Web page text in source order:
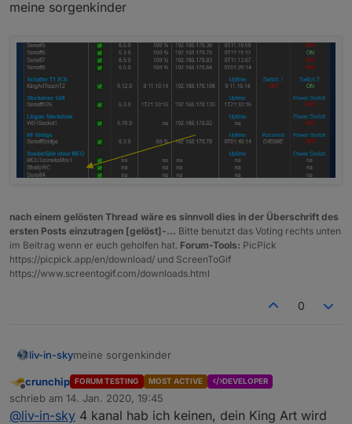
meine sorgenkinder
nach einem gelösten Thread wäre es sinnvoll dies in der Überschrift des
ersten Posts einzutragen [gelöst]-... Bitte benutzt das Voting rechts unten
im Beitrag wenn er euch geholfen hat. Forum-Tools: PicPick
https://picpick.app/en/download/ und ScreenToGif
https://www.screentogif.com/downloads.html
0
liv-in-skymeine sorgenkinder
Offline
crunchip FORUM TESTING MOST ACTIVE DEVELOPER
schrieb am 14. Jan. 2020, 19:45
zuletzt editiert von
@liv-in-sky 4 kanal hab ich keinen, dein King Art wird